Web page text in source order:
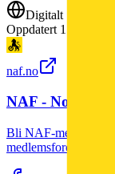
Digitalt
Oppdatert 1. jan. 2026
naf.no
NAF - Norges
Bli NAF-medlem –
medlemsfordeler og